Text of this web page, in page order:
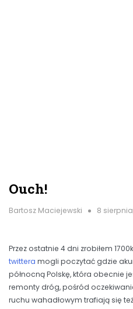
Ouch!
Bartosz Maciejewski 8
Przez ostatnie 4 dni zrobiłem
twittera mogli poczytać gdzie
północną Polskę, która obecnie
remonty dróg, pośród
ruchu wahadłowym trafiają się